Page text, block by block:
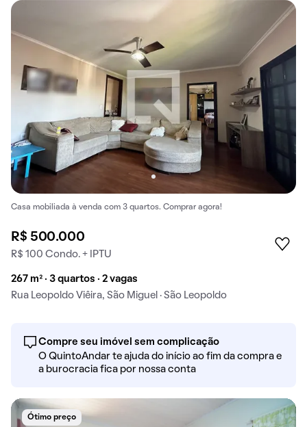
Casa mobiliada à venda com 3 quartos. Comprar agora!
R$ 500.000
R$ 100 Condo. + IPTU
267 m² · 3 quartos · 2 vagas
Rua Leopoldo Viêira, São Miguel · São Leopoldo
Compre seu imóvel sem complicação
O QuintoAndar te ajuda do início ao fim da compra e
a burocracia fica por nossa conta
Ótimo preço